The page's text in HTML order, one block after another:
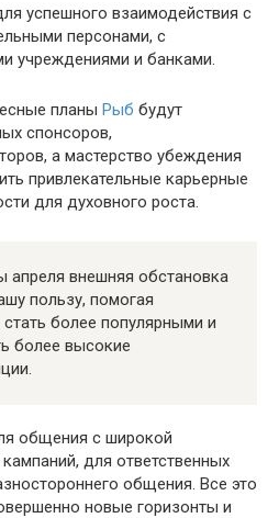
успешного взаимодействия с
персонами, с
учреждениями и банками.
планы Рыб будут
спонсоров,
а мастерство убеждения
привлекательные карьерные
для духовного роста.
апреля внешняя обстановка
пользу, помогая
более популярными и
более высокие
общения с широкой
для ответственных
общения. Все это
новые горизонты и